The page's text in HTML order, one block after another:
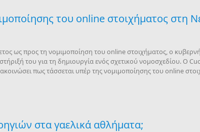
του online στοιχήματος στη
ως προς τη νομιμοποίηση του online στοιχήματος, ο
του για τη δημιουργία ενός σχετικού νομοσχεδίου. Ο
πως τάσσεται υπέρ της νομιμοποίησης του online
στα γαελικά αθλήματα;